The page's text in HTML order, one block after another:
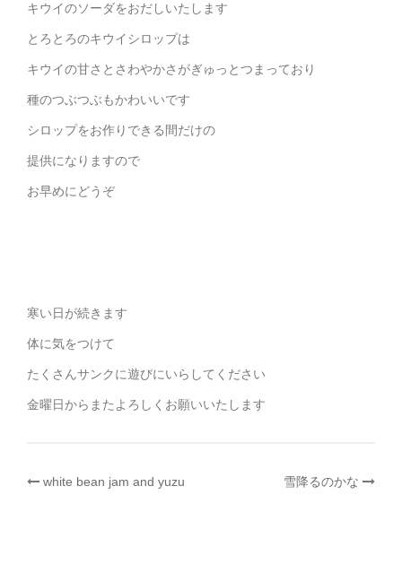
キウイのソーダをおだしいたします
とろとろのキウイシロップは
キウイの甘さとさわやかさがぎゅっとつまっており
種のつぶつぶもかわいいです
シロップをお作りできる間だけの
提供になりますので
お早めにどうぞ
寒い日が続きます
体に気をつけて
たくさんサンクに遊びにいらしてください
金曜日からまたよろしくお願いいたします
投
white bean jam and yuzu 雪降るのかな